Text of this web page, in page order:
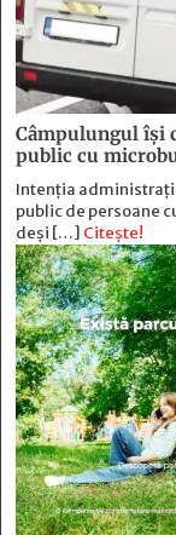
Câmpulungul îşi
public cu
Intenția
public de persoane
deși […] Citește!